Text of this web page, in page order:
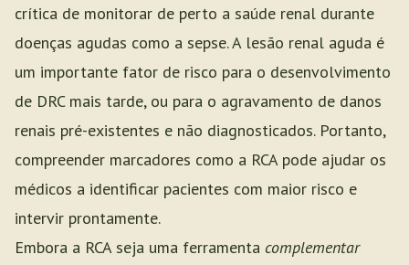
crítica de monitorar de perto a saúde renal durante
doenças agudas como a sepse. A lesão renal aguda é
um importante fator de risco para o desenvolvimento
de DRC mais tarde, ou para o agravamento de danos
renais pré-existentes e não diagnosticados. Portanto,
compreender marcadores como a RCA pode ajudar os
médicos a identificar pacientes com maior risco e
intervir prontamente.
Embora a RCA seja uma ferramenta complementar